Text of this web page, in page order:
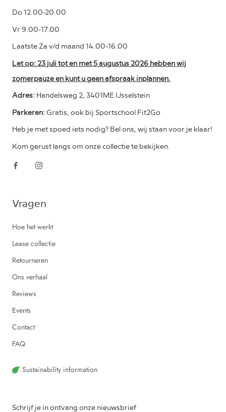
Do 12.00-20.00
Vr 9.00-17.00
Laatste Za v/d maand 14.00-16.00
Let op: 23 juli tot en met 5 augustus 2026 hebben wij
zomerpauze en kunt u geen afspraak inplannen.
Adres: Handelsweg 2, 3401ME IJsselstein
Parkeren: Gratis, ook bij Sportschool Fit2Go
Heb je met spoed iets nodig? Bel ons, wij staan voor je klaar!
Kom gerust langs om onze collectie te bekijken.
Vragen
Hoe het werkt
Lease collectie
Retourneren
Ons verhaal
Reviews
Events
Contact
FAQ
Sustainability information
Schrijf je in ontvang onze nieuwsbrief